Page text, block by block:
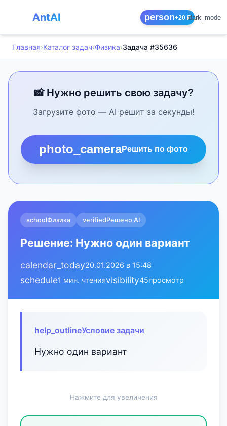
AntAI person+20 ₽dark_mode
Главная›Каталог задач›Физика›Задача #35636
📸 Нужно решить свою задачу?
Загрузите фото — AI решит за секунды!
photo_cameraРешить по фото
schoolФизика verifiedРешено AI
Решение: Нужно один вариант
calendar_today20.01.2026 в 15:48
schedule1 мин. чтенияvisibility45просмотр
help_outlineУсловие задачи
Нужно один вариант
Нажмите для увеличения